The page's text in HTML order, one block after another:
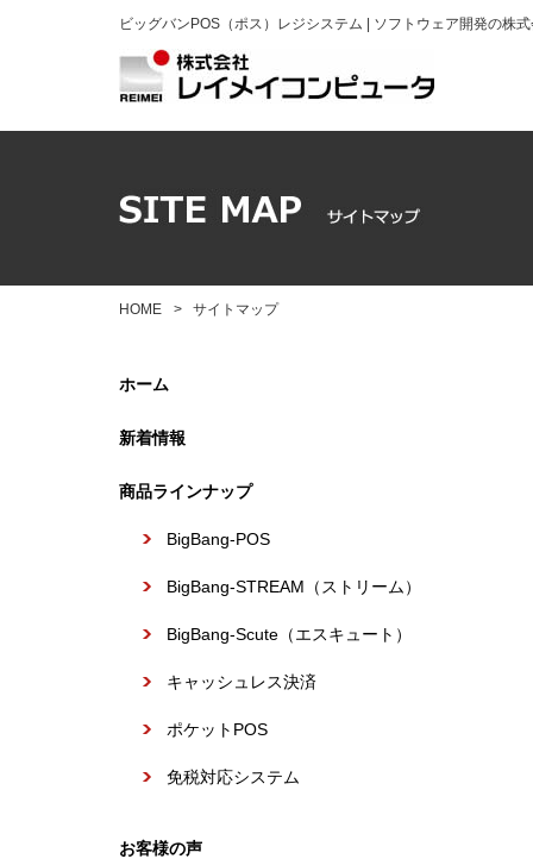
ビッグバンPOS（ポス）レジシステム | ソフトウェア開発の株
HOME > サイトマップ
ホーム
新着情報
商品ラインナップ
BigBang-POS
BigBang-STREAM（ストリーム）
BigBang-Scute（エスキュート）
キャッシュレス決済
ポケットPOS
免税対応システム
お客様の声